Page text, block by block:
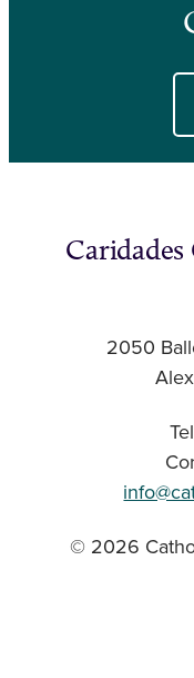
Caridades
2050
© 2026